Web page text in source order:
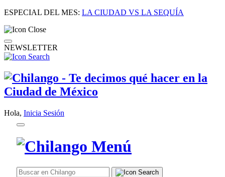
ESPECIAL DEL MES: LA CIUDAD VS LA SEQUÍA
NEWSLETTER
Hola, Inicia Sesión